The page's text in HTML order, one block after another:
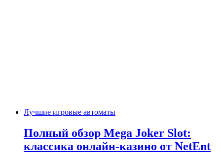
Лучшие игровые автоматы
Полный обзор Mega Joker Slot:
классика онлайн-казино от NetEnt